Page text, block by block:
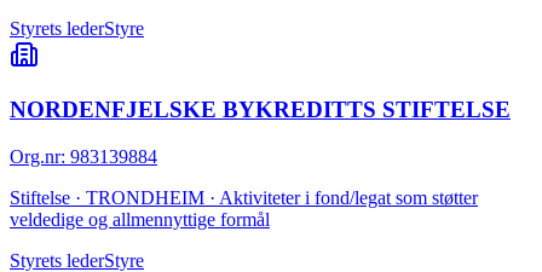
Styrets lederStyre
NORDENFJELSKE BYKREDITTS STIFTELSE
Org.nr: 983139884
Stiftelse · TRONDHEIM · Aktiviteter i fond/legat som støtter
veldedige og allmennyttige formål
Styrets lederStyre